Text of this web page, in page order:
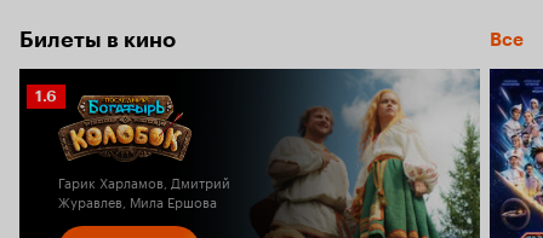
Билеты в кино Все
Рейтинг
Кинопоиска
1.6
Гарик Харламов, Дмитрий
Журавлев, Мила Ершова